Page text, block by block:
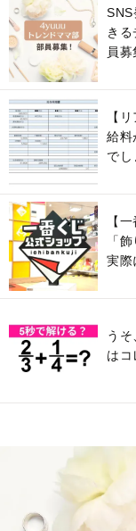
き
員募
【
給
でし
【
「
実際
う
はコ